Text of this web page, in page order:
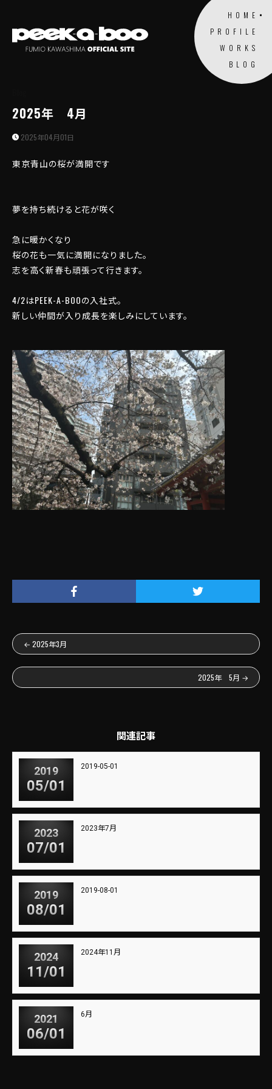
HOME
PROFILE
WORKS
BLOG
2025年 4月
2025年04月01日
東京青山の桜が満開です
夢を持ち続けると花が咲く
急に暖かくなり
桜の花も一気に満開になりました。
志を高く新春も頑張って行きます。
4/2はPEEK-A-BOOの入社式。
新しい仲間が入り成長を楽しみにしています。
← 2025年3月
2025年 5月 →
関連記事
2019
05/01
2019-05-01
2023
07/01
2023年7月
2019
08/01
2019-08-01
2024
11/01
2024年11月
2021
06/01
6月